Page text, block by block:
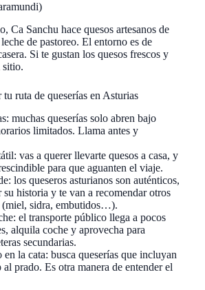
Ca Sanchu hace quesos artesanos de
de pastoreo. El entorno es de
Si te gustan los quesos frescos y
sitio.
ruta de queserías en Asturias
muchas queserías solo abren bajo
limitados. Llama antes y
vas a querer llevarte quesos a casa, y
para que aguanten el viaje.
los queseros asturianos son auténticos,
su historia y te van a recomendar otros
(miel, sidra, embutidos…).
el transporte público llega a pocos
alquila coche y aprovecha para
secundarias.
en la cata: busca queserías que incluyan
prado. Es otra manera de entender el